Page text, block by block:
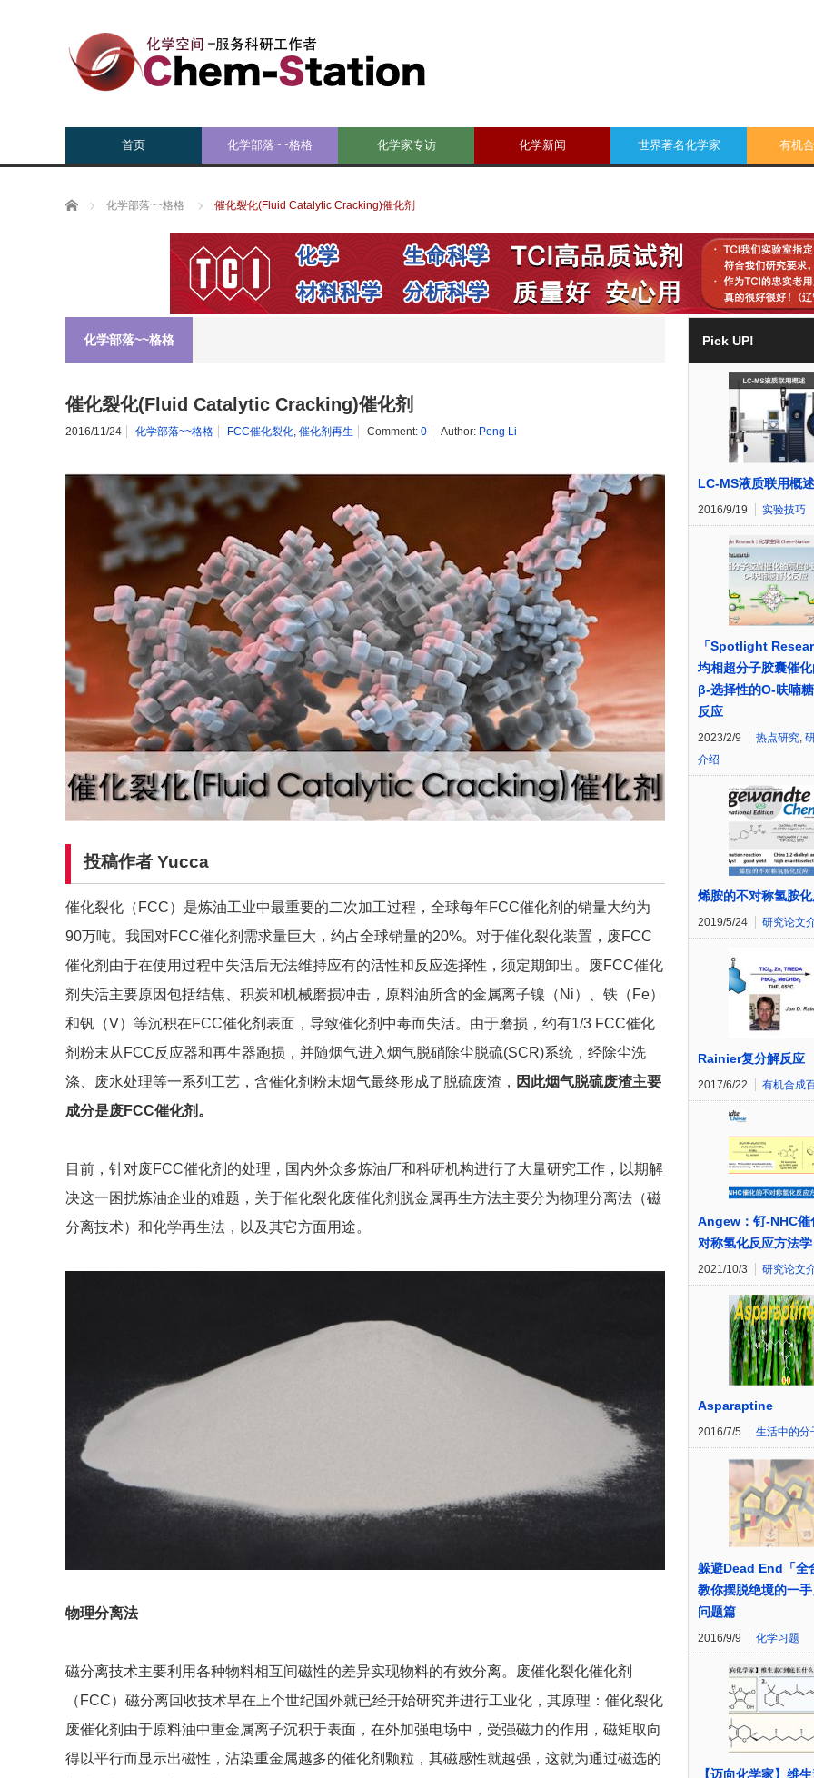
首页 化学部落~~格格 化学家专访 化学新闻 世界著名化学家 有机
Home 化学部落~~格格 催化裂化(Fluid Catalytic Cracking)催化剂
化学部落~~格格
催化裂化(Fluid Catalytic Cracking)催化剂
2016/11/24 化学部落~~格格 FCC催化裂化, 催化剂再生 Comment: 0 Author: Peng Li
投稿作者 Yucca
催化裂化（FCC）是炼油工业中最重要的二次加工过程，全球每年FCC催化剂的销量大约为
90万吨。我国对FCC催化剂需求量巨大，约占全球销量的20%。对于催化裂化装置，废FCC
催化剂由于在使用过程中失活后无法维持应有的活性和反应选择性，须定期卸出。废FCC催化
剂失活主要原因包括结焦、积炭和机械磨损冲击，原料油所含的金属离子镍（Ni）、铁（Fe）
和钒（V）等沉积在FCC催化剂表面，导致催化剂中毒而失活。由于磨损，约有1/3 FCC催化
剂粉末从FCC反应器和再生器跑损，并随烟气进入烟气脱硝除尘脱硫(SCR)系统，经除尘洗
涤、废水处理等一系列工艺，含催化剂粉末烟气最终形成了脱硫废渣， 因此烟气脱硫废渣主要
成分是废FCC催化剂。
目前，针对废FCC催化剂的处理，国内外众多炼油厂和科研机构进行了大量研究工作，以期解
决这一困扰炼油企业的难题，关于催化裂化废催化剂脱金属再生方法主要分为物理分离法（磁
分离技术）和化学再生法，以及其它方面用途。
物理分离法
磁分离技术主要利用各种物料相互间磁性的差异实现物料的有效分离。废催化裂化催化剂
（FCC）磁分离回收技术早在上个世纪国外就已经开始研究并进行工业化，其原理：催化裂化
废催化剂由于原料油中重金属离子沉积于表面，在外加强电场中，受强磁力的作用，磁矩取向
得以平行而显示出磁性，沾染重金属越多的催化剂颗粒，其磁感性就越强，这就为通过磁选的
Pick UP!
LC-MS液质联用概述
2016/9/19 实验技巧
「Spotlight
均相超分子胶囊催
β-选择性的O-呋喃
反应
2023/2/9 热点研究,
介绍
烯胺的不对称氢胺
2019/5/24 研究论文
Rainier复分解反应
2017/6/22 有机合成
Angew：钌-NHC催
对称氢化反应方法学
2021/10/3 研究论文
Asparaptine
2016/7/5 生活中的分
躲避Dead End「全
教你摆脱绝境的一
问题篇
2016/9/9 化学习题
【迈向化学家】维